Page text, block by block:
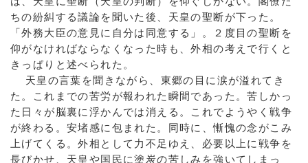
ちの紛糾する議論を聞いた後、天皇の聖断が下った。
「外務大臣の意見に自分は同意する」。２度目の聖断を
仰がなければならなくなった時も、外相の考えで行くと
きっぱりと述べられた。
天皇の言葉を聞きながら、東郷の目に涙が溢れてき
た。これまでの苦労が報われた瞬間であった。苦しかっ
た日々が脳裏に浮かんでは消える。これでようやく戦争
が終わる。安堵感に包まれた。同時に、慚愧の念がこみ
上げてくる。外相として力不足ゆえ、必要以上に戦争を
長びかせ、天皇や国民に塗炭の苦しみを強いてしまっ